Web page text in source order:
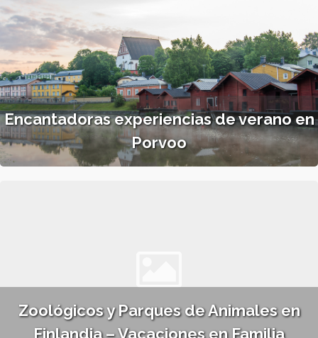
Encantadoras experiencias de verano en
Porvoo
Zoológicos y Parques de Animales en
Finlandia – Vacaciones en Familia